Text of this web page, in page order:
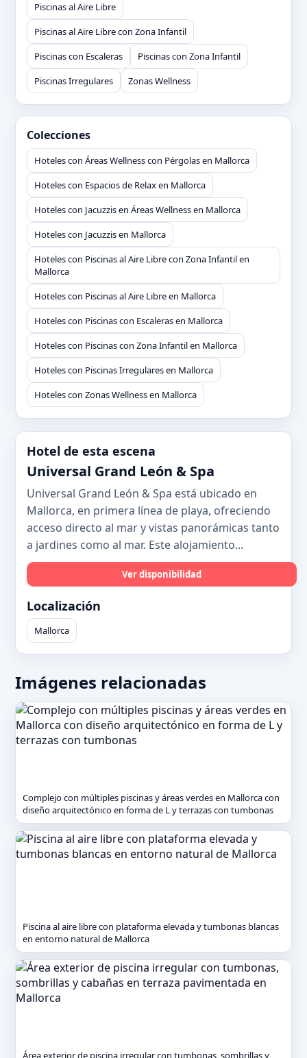
Piscinas al Aire Libre
Piscinas al Aire Libre con Zona Infantil
Piscinas con Escaleras
Piscinas con Zona Infantil
Piscinas Irregulares
Zonas Wellness
Colecciones
Hoteles con Áreas Wellness con Pérgolas en Mallorca
Hoteles con Espacios de Relax en Mallorca
Hoteles con Jacuzzis en Áreas Wellness en Mallorca
Hoteles con Jacuzzis en Mallorca
Hoteles con Piscinas al Aire Libre con Zona Infantil en
Mallorca
Hoteles con Piscinas al Aire Libre en Mallorca
Hoteles con Piscinas con Escaleras en Mallorca
Hoteles con Piscinas con Zona Infantil en Mallorca
Hoteles con Piscinas Irregulares en Mallorca
Hoteles con Zonas Wellness en Mallorca
Hotel de esta escena
Universal Grand León & Spa
Universal Grand León & Spa está ubicado en
Mallorca, en primera línea de playa, ofreciendo
acceso directo al mar y vistas panorámicas tanto
a jardines como al mar. Este alojamiento...
Ver disponibilidad
Localización
Mallorca
Imágenes relacionadas
Complejo con múltiples piscinas y áreas verdes en Mallorca con
diseño arquitectónico en forma de L y terrazas con tumbonas
Piscina al aire libre con plataforma elevada y tumbonas blancas
en entorno natural de Mallorca
Área exterior de piscina irregular con tumbonas, sombrillas y